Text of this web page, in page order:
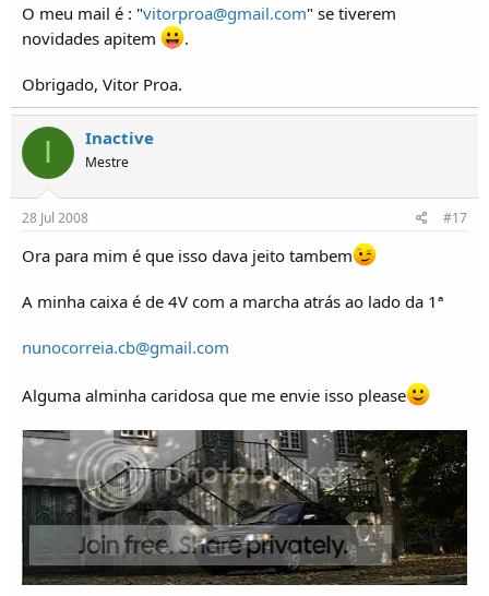
O meu mail é : "vitorproa@gmail.com" se tiverem
novidades apitem
.
Obrigado, Vitor Proa.
I Inactive
Mestre
28 Jul 2008 #17
Ora para mim é que isso dava jeito tambem
A minha caixa é de 4V com a marcha atrás ao lado da 1ª
nunocorreia.cb@gmail.com
Alguma alminha caridosa que me envie isso please